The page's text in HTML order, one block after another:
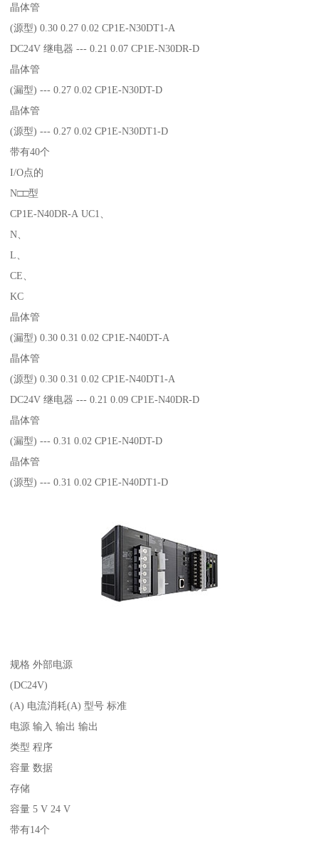
晶体管
(源型) 0.30 0.27 0.02 CP1E-N30DT1-A
DC24V 继电器 --- 0.21 0.07 CP1E-N30DR-D
晶体管
(漏型) --- 0.27 0.02 CP1E-N30DT-D
晶体管
(源型) --- 0.27 0.02 CP1E-N30DT1-D
带有40个
I/O点的
N□□型
CP1E-N40DR-A UC1、
N、
L、
CE、
KC
晶体管
(漏型) 0.30 0.31 0.02 CP1E-N40DT-A
晶体管
(源型) 0.30 0.31 0.02 CP1E-N40DT1-A
DC24V 继电器 --- 0.21 0.09 CP1E-N40DR-D
晶体管
(漏型) --- 0.31 0.02 CP1E-N40DT-D
晶体管
(源型) --- 0.31 0.02 CP1E-N40DT1-D
规格 外部电源
(DC24V)
(A) 电流消耗(A) 型号 标准
电源 输入 输出 输出
类型 程序
容量 数据
存储
容量 5 V 24 V
带有14个